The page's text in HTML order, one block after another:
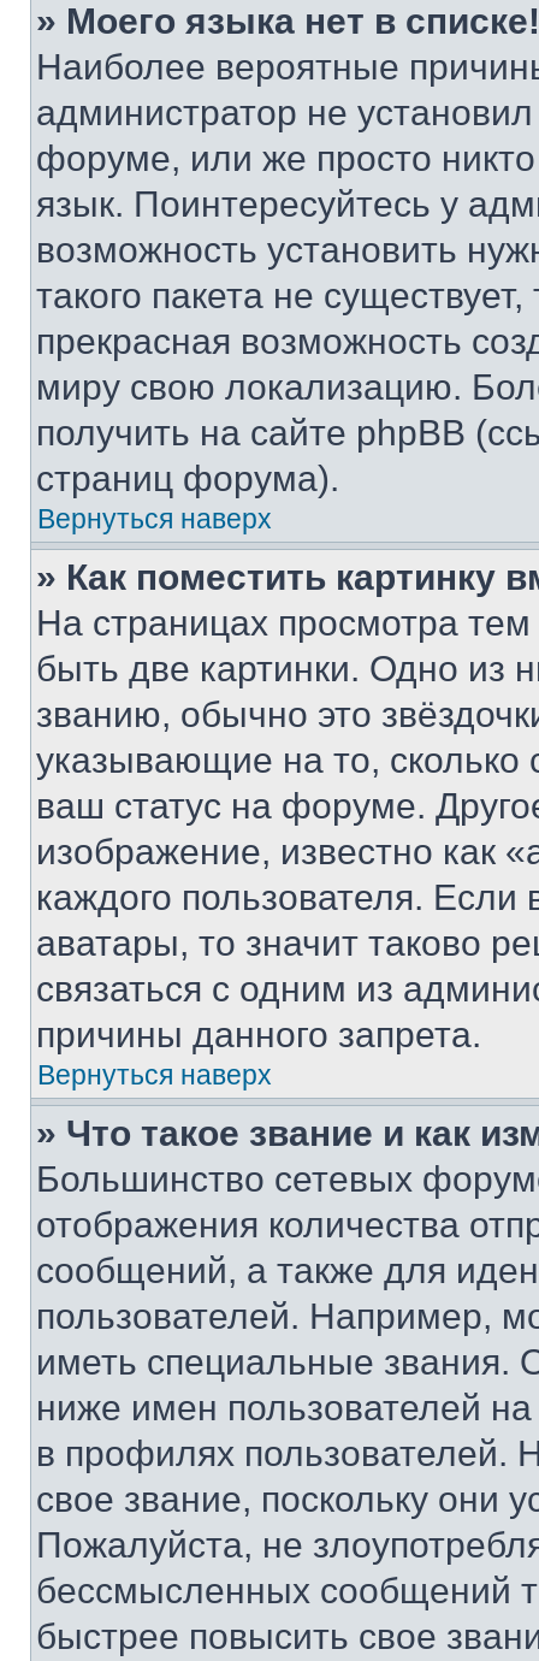
» Моего языка нет в списке!
Наиболее вероятные
администратор не
форуме, или же просто
язык. Поинтересуйтесь у
возможность установить
такого пакета не
прекрасная возможность
миру свою локализацию.
получить на сайте phpBB
страниц форума).
Вернуться наверх
» Как поместить картинку
На страницах просмотра
быть две картинки. Одно из
званию, обычно это
указывающие на то,
ваш статус на форуме.
изображение, известно как
каждого пользователя.
аватары, то значит таково
связаться с одним из
причины данного запрета.
Вернуться наверх
» Что такое звание и как
Большинство сетевых
отображения количества
сообщений, а также для
пользователей. Например,
иметь специальные звания.
ниже имен пользователей
в профилях
свое звание, поскольку они
Пожалуйста, не
бессмысленных сообщений
быстрее повысить свое